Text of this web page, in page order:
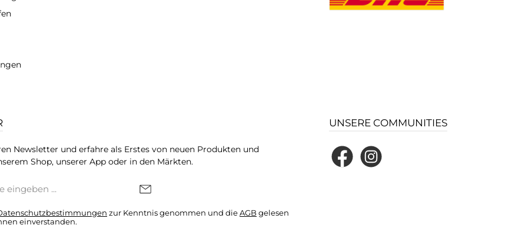
Newsletter und erfahre als Erstes von neuen Produkten und
Shop, unserer App oder in den Märkten.
zur Kenntnis genommen und dieAGBgelesen
einverstanden.
UNSERE COMMUNITIES
FacebookInstagram